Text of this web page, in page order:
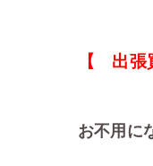
【 出張
お不用に